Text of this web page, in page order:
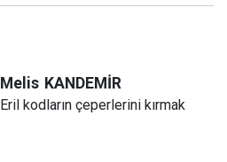
Melis KANDEMİR
Eril kodların çeperlerini kırmak